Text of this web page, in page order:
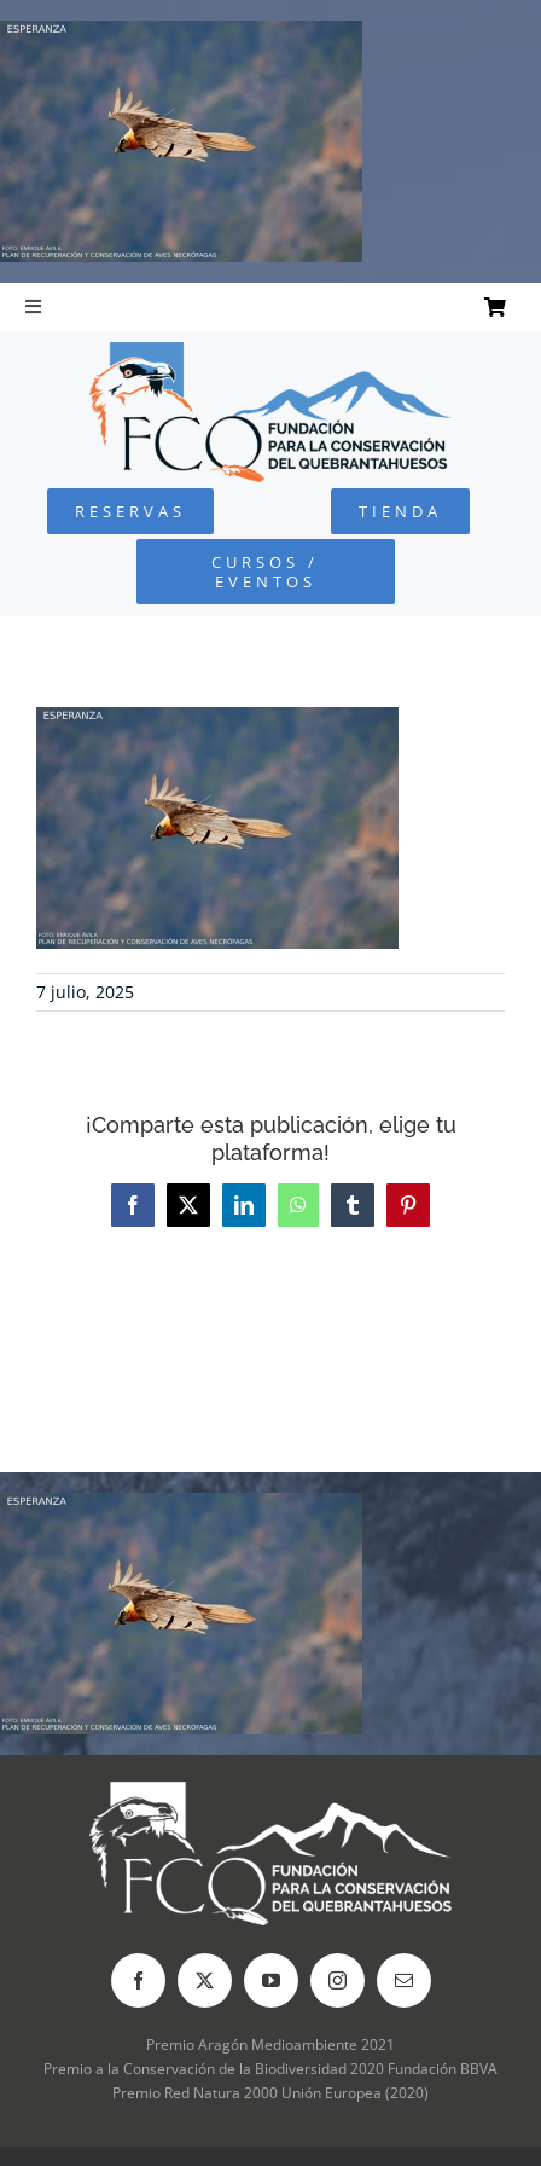
al
contenido
Toggle
Navigation
QUEBRANTAHUESOS
FUNDACIÓN
COLABORA
RECURSOS
NOTICIAS
CONTACTO
RESERVAS TIENDA
CURSOS /
EVENTOS
7 julio, 2025
¡Comparte esta publicación, elige tu
plataforma!
Facebook
X LinkedInWhatsAppTumblrPinterest
Premio Aragón Medioambiente 2021
Premio a la Conservación de la Biodiversidad 2020 Fundación BBVA
Premio Red Natura 2000 Unión Europea (2020)